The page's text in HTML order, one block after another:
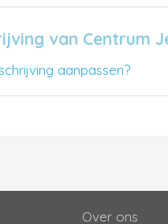
van Centrum
aanpassen?
Over ons